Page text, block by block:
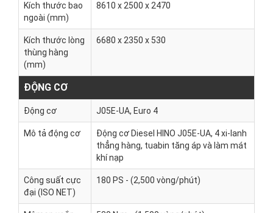
Kích thước bao
ngoài (mm)
8610 x 2500 x 2470
Kích thước lòng
thùng hàng
(mm)
6680 x 2350 x 530
ĐỘNG CƠ
Động cơ J05E-UA, Euro 4
Mô tả động cơ
Động cơ Diesel HINO J05E-UA, 4 xi-lanh
thẳng hàng, tuabin tăng áp và làm mát
khí nạp
Công suất cực
đại (ISO NET)
180 PS - (2,500 vòng/phút)